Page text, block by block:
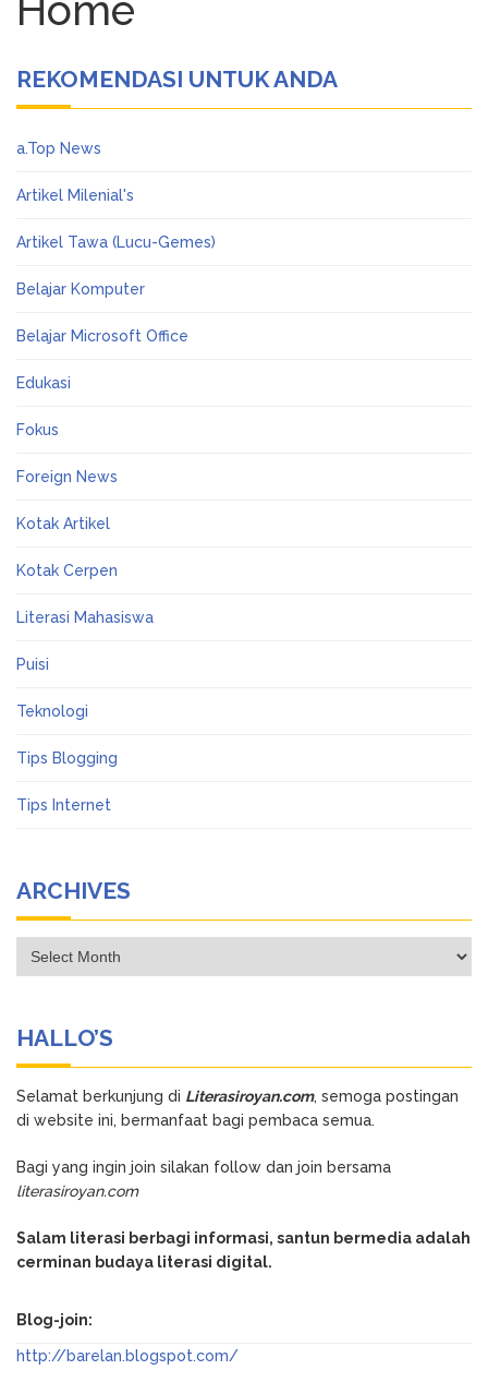
January 17, 2024
LAGI…
Cara Cek NIK Sudah
Jadi NPWP Atau Belum Lewat Online
untuk Kita
Home
REKOMENDASI UNTUK ANDA
a.Top News
Artikel Milenial's
Artikel Tawa (Lucu-Gemes)
Belajar Komputer
Belajar Microsoft Office
Edukasi
Fokus
Foreign News
Kotak Artikel
Kotak Cerpen
Literasi Mahasiswa
Puisi
Teknologi
Tips Blogging
Tips Internet
ARCHIVES
Archives
HALLO’S
Selamat berkunjung di Literasiroyan.com, semoga postingan
di website ini, bermanfaat bagi pembaca semua.
Bagi yang ingin join silakan follow dan join bersama
literasiroyan.com
Salam literasi berbagi informasi, santun bermedia adalah
cerminan budaya literasi digital.
Blog-join:
http://barelan.blogspot.com/